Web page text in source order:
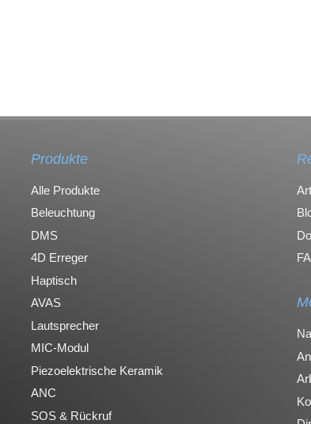
Produkte
Alle Produkte
Beleuchtung
DMS
4D Erreger
Haptisch
AVAS
Lautsprecher
MIC-Modul
Piezoelektrische Keramik
ANC
SOS & Rückruf